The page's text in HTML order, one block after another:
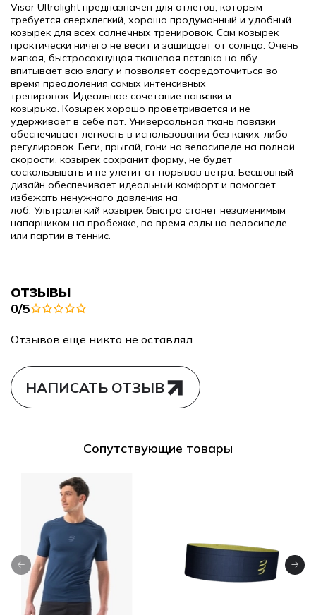
Visor Ultralight предназначен для атлетов, которым
требуется сверхлегкий, хорошо продуманный и удобный
козырек для всех солнечных тренировок. Сам козырек
практически ничего не весит и защищает от солнца. Очень
мягкая, быстросохнущая тканевая вставка на лбу
впитывает всю влагу и позволяет сосредоточиться во
время преодоления самых интенсивных
тренировок. Идеальное сочетание повязки и
козырька. Козырек хорошо проветривается и не
удерживает в себе пот. Универсальная ткань повязки
обеспечивает легкость в использовании без каких-либо
регулировок. Беги, прыгай, гони на велосипеде на полной
скорости, козырек сохранит форму, не будет
соскальзывать и не улетит от порывов ветра. Бесшовный
дизайн обеспечивает идеальный комфорт и помогает
избежать ненужного давления на
лоб. Ультралёгкий козырек быстро станет незаменимым
напарником на пробежке, во время езды на велосипеде
или партии в теннис.
ОТЗЫВЫ
0/5
Отзывов еще никто не оставлял
НАПИСАТЬ ОТЗЫВ
Сопутствующие товары